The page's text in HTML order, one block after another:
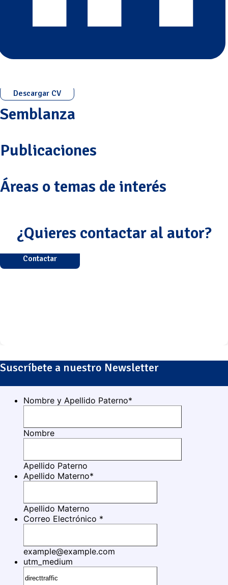
Descargar CV
Semblanza
Publicaciones
Áreas o temas de interés
¿Quieres contactar al autor?
Contactar
Suscríbete a nuestro Newsletter